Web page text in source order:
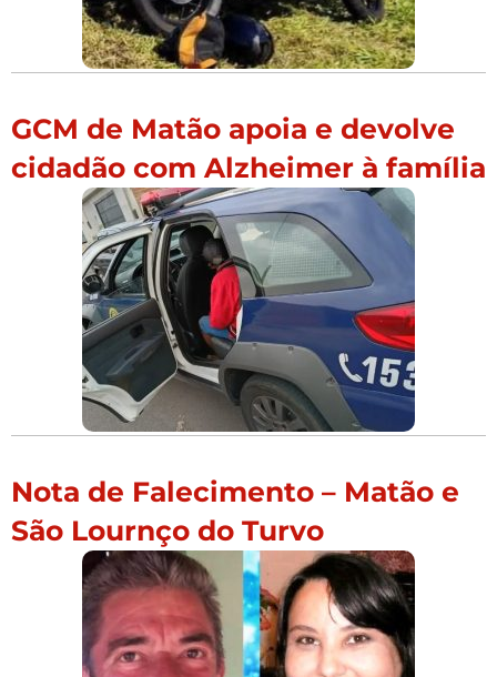
GCM de Matão apoia e devolve
cidadão com Alzheimer à família
Nota de Falecimento – Matão e
São Lournço do Turvo